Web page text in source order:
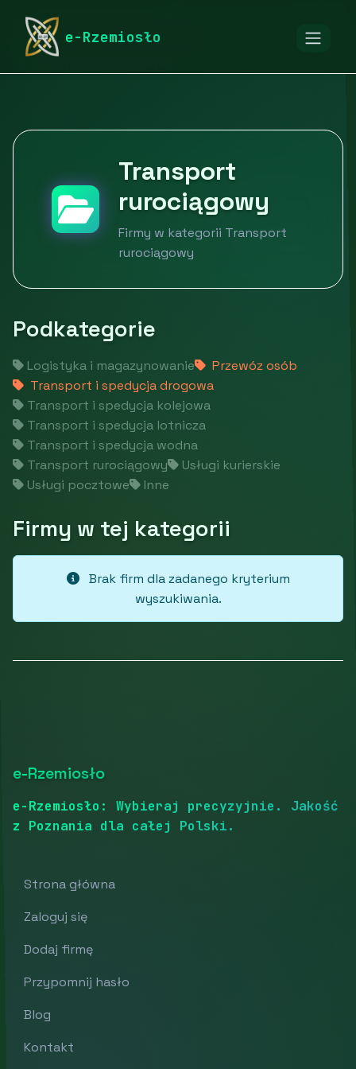
e-Rzemiosło
rymarstwo-poznan.pl
Logistyka, spedycja, transport
Transport
rurociągowy
Firmy w kategorii Transport
rurociągowy
Podkategorie
Logistyka i magazynowanie
Przewóz osób
Transport i spedycja drogowa
Transport i spedycja kolejowa
Transport i spedycja lotnicza
Transport i spedycja wodna
Transport rurociągowy
Usługi kurierskie
Usługi pocztowe
Inne
Firmy w tej kategorii
Brak firm dla zadanego kryterium
wyszukiwania.
e-Rzemiosło
e-Rzemiosło: Wybieraj precyzyjnie. Jakość
z Poznania dla całej Polski.
Strona główna
Zaloguj się
Dodaj firmę
Przypomnij hasło
Blog
Kontakt